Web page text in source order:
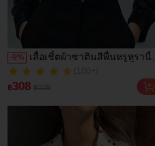
-9%
เสื้อเชิ้ตผ้าซาตินสีพื้นหรูหรานี้
เหมาะสำหรับทุกโอกาส ตั้งแต่
การทำงานแบบมืออาชีพไป
จนถึงชุดราตรีที่หรูหรา สีดำ ฤดู
(100+)
100+ ขายแล้ว
฿308